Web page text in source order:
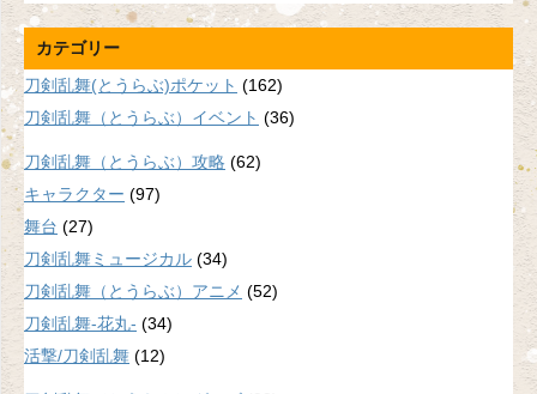
カテゴリー
刀剣乱舞(とうらぶ)ポケット (162)
刀剣乱舞（とうらぶ）イベント (36)
刀剣乱舞（とうらぶ）攻略 (62)
キャラクター (97)
舞台 (27)
刀剣乱舞ミュージカル (34)
刀剣乱舞（とうらぶ）アニメ (52)
刀剣乱舞-花丸- (34)
活撃/刀剣乱舞 (12)